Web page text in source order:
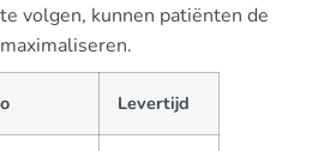
volgen, kunnen patiënten de
Levertijd